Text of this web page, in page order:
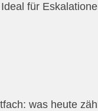
für
was heute